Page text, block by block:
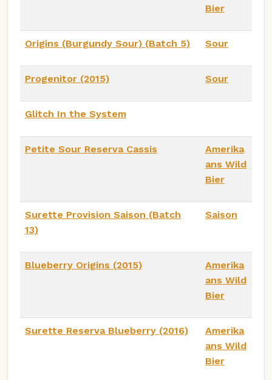
Bier
Origins (Burgundy Sour) (Batch 5) Sour
Progenitor (2015) Sour
Glitch In the System
Petite Sour Reserva Cassis
Amerika
ans Wild
Bier
Surette Provision Saison (Batch
13)
Saison
Blueberry Origins (2015)
Amerika
ans Wild
Bier
Surette Reserva Blueberry (2016)
Amerika
ans Wild
Bier